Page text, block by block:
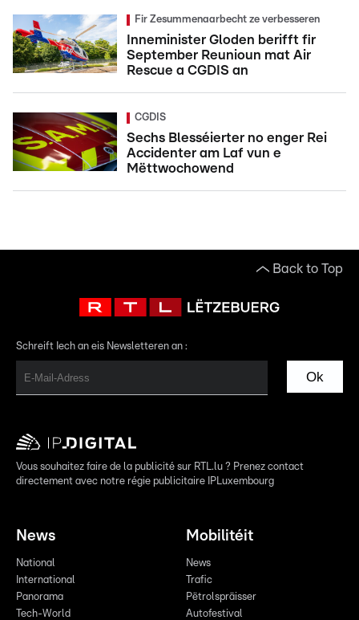
Fir Zesummenaarbecht ze verbesseren
Inneminister Gloden berifft fir
September Reunioun mat Air
Rescue a CGDIS an
CGDIS
Sechs Blesséierter no enger Rei
Accidenter am Laf vun e
Mëttwochowend
Back to Top
Schreift Iech an eis Newsletteren an :
Ok
Vous souhaitez faire de la publicité sur RTL.lu ? Prenez contact
directement avec notre régie publicitaire IPLuxembourg
News
National
International
Panorama
Tech-World
Mobilitéit
News
Trafic
Pëtrolspräisser
Autofestival